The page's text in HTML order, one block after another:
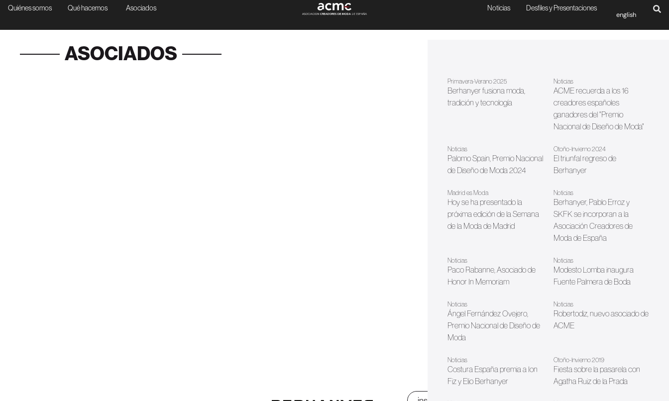
Quiénes somos Qué hacemos Asociados Noticias Desfiles y Presentaciones
english
ASOCIADOS
Primavera-Verano 2025
Berhanyer fusiona moda,
tradición y tecnología
Noticias
ACME recuerda a los 16
creadores españoles
ganadores del "Premio
Nacional de Diseño de Moda"
Noticias
Palomo Spain, Premio Nacional
de Diseño de Moda 2024
Otoño-Invierno 2024
El triunfal regreso de
Berhanyer
Madrid es Moda
Hoy se ha presentado la
próxima edición de la Semana
de la Moda de Madrid
Noticias
Berhanyer, Pablo Erroz y
SKFK se incorporan a la
Asociación Creadores de
Moda de España
Noticias
Paco Rabanne, Asociado de
Honor In Memoriam
Noticias
Modesto Lomba inaugura
Fuente Palmera de Boda
Noticias
Ángel Fernández Ovejero,
Premio Nacional de Diseño de
Moda
Noticias
Robertodiz, nuevo asociado de
ACME
Noticias
Costura España premia a Ion
Fiz y Elio Berhanyer
Otoño-Invierno 2019
Fiesta sobre la pasarela con
Agatha Ruiz de la Prada